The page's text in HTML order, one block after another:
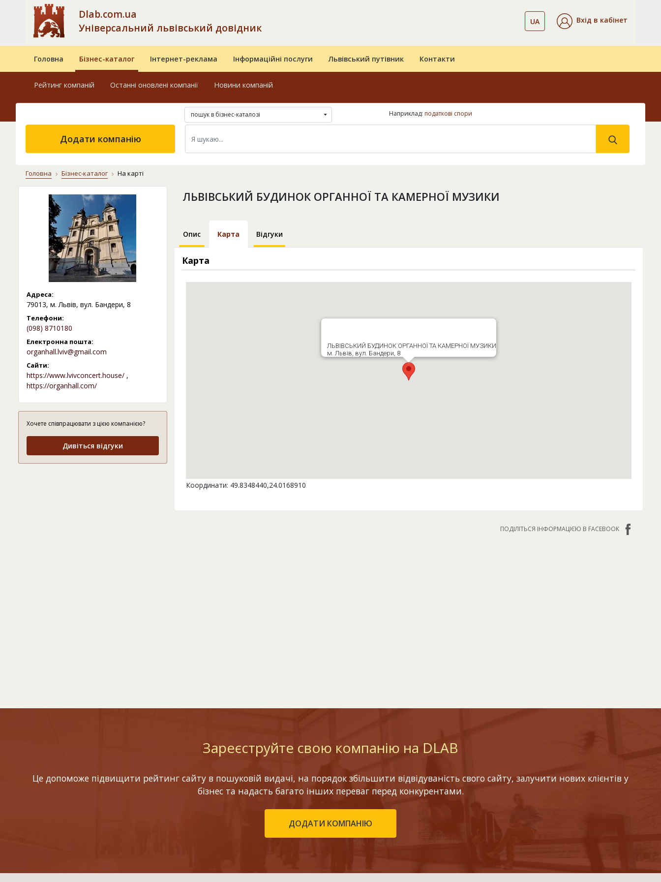
Dlab.com.ua
Універсальний львівський довідник
UA Вхід в кабінет
Головна Бізнес-каталог Інтернет-реклама Інформаційні послуги Львівський путівник Контакти
Рейтинг компаній Останні оновлені компанії Новини компаній
пошук в бізнес-каталозі Наприклад: податкові спори
Додати компанію
Головна Бізнес-каталог На карті
Адреса:
79013, м. Львів, вул. Бандери, 8
Телефони:
(098) 8710180
Електронна пошта:
organhall.lviv@gmail.com
Сайти:
https://www.lvivconcert.house/ ,
https://organhall.com/
Хочете співпрацювати з цією компанією?
Дивіться відгуки
ЛЬВІВСЬКИЙ БУДИНОК ОРГАННОЇ ТА КАМЕРНОЇ МУЗИКИ
Опис Карта Відгуки
Карта
ЛЬВІВСЬКИЙ БУДИНОК ОРГАННОЇ ТА КАМЕРНОЇ МУЗИКИ
м. Львів, вул. Бандери, 8
Координати: 49.8348440,24.0168910
ПОДІЛІТЬСЯ ІНФОРМАЦІЄЮ В FACEBOOK
Зареєструйте свою компанію на DLAB
Це допоможе підвищити рейтинг сайту в пошуковій видачі, на порядок збільшити відвідуваність свого сайту, залучити нових клієнтів у
бізнес та надасть багато інших переваг перед конкурентами.
ДОДАТИ КОМПАНІЮ